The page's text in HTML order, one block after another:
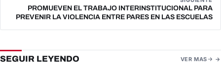
PROMUEVEN EL TRABAJO INTERINSTITUCIONAL PARA
PREVENIR LA VIOLENCIA ENTRE PARES EN LAS ESCUELAS
SEGUIR LEYENDO VER MAS